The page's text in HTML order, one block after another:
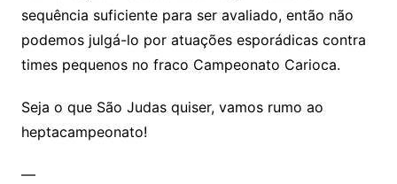
sequência suficiente para ser avaliado, então não
podemos julgá-lo por atuações esporádicas contra
times pequenos no fraco Campeonato Carioca.
Seja o que São Judas quiser, vamos rumo ao
heptacampeonato!
—